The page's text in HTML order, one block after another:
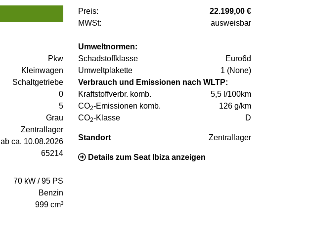
Preis:
22.199,00 €
MWSt:
ausweisbar
Pkw
Kleinwagen
Schaltgetriebe
0
5
Grau
Zentrallager
ab ca. 10.08.2026
65214
70 kW / 95 PS
Benzin
999 cm³
Umweltnormen:
Schadstoffklasse
Euro6d
Umweltplakette
1 (None)
Verbrauch und Emissionen nach WLTP:
Kraftstoffverbr. komb.
5,5 l/100km
CO2-Emissionen komb.
126 g/km
CO2-Klasse D
Standort Zentrallager
Details zum Seat Ibiza anzeigen